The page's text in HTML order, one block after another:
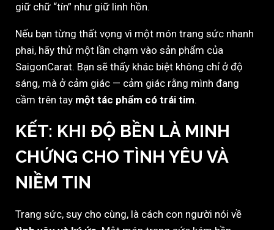
giữ chữ “tín” như giữ linh hồn.
Nếu bạn từng thất vọng vì một món trang sức nhanh
phai, hãy thử một lần chạm vào sản phẩm của
SaigonCarat. Bạn sẽ thấy khác biệt không chỉ ở độ
sáng, mà ở cảm giác — cảm giác rằng mình đang
cầm trên tay một tác phẩm có trái tim.
KẾT: KHI ĐỘ BỀN LÀ MINH
CHỨNG CHO TÌNH YÊU VÀ
NIỀM TIN
Trang sức, suy cho cùng, là cách con người nói về